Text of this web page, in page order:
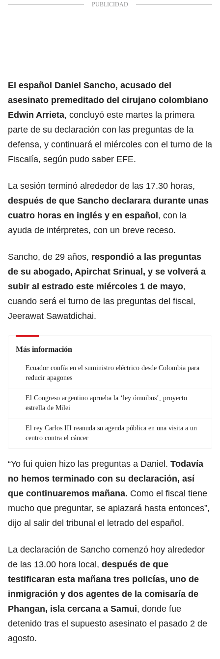
El español Daniel Sancho, acusado del
asesinato premeditado del cirujano colombiano
Edwin Arrieta, concluyó este martes la primera
parte de su declaración con las preguntas de la
defensa, y continuará el miércoles con el turno de la
Fiscalía, según pudo saber EFE.
La sesión terminó alrededor de las 17.30 horas,
después de que Sancho declarara durante unas
cuatro horas en inglés y en español, con la
ayuda de intérpretes, con un breve receso.
Sancho, de 29 años, respondió a las preguntas
de su abogado, Apirchat Srinual, y se volverá a
subir al estrado este miércoles 1 de mayo,
cuando será el turno de las preguntas del fiscal,
Jeerawat Sawatdichai.
Más información
Ecuador confía en el suministro eléctrico desde Colombia para
reducir apagones
El Congreso argentino aprueba la ‘ley ómnibus’, proyecto
estrella de Milei
El rey Carlos III reanuda su agenda pública en una visita a un
centro contra el cáncer
“Yo fui quien hizo las preguntas a Daniel. Todavía
no hemos terminado con su declaración, así
que continuaremos mañana. Como el fiscal tiene
mucho que preguntar, se aplazará hasta entonces”,
dijo al salir del tribunal el letrado del español.
La declaración de Sancho comenzó hoy alrededor
de las 13.00 hora local, después de que
testificaran esta mañana tres policías, uno de
inmigración y dos agentes de la comisaría de
Phangan, isla cercana a Samui, donde fue
detenido tras el supuesto asesinato el pasado 2 de
agosto.